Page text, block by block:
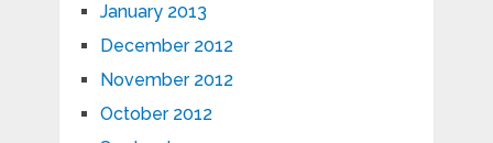
January 2013
December 2012
November 2012
October 2012